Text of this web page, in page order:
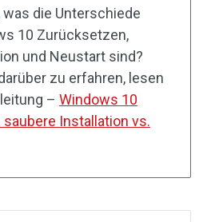
was die Unterschiede
10 Zurücksetzen,
und Neustart sind?
zu erfahren, lesen
– Windows 10
Installation vs.